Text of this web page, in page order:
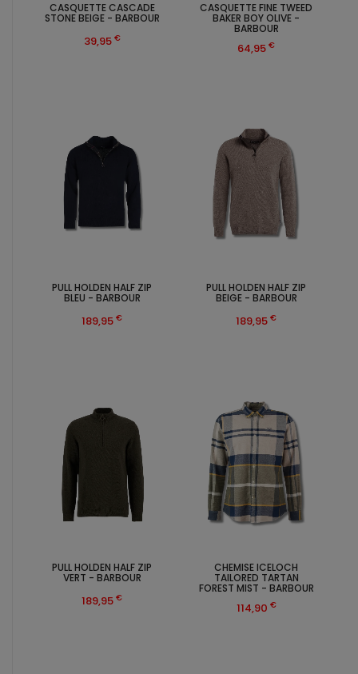
CASQUETTE CASCADE
STONE BEIGE - BARBOUR
39,95 €
CASQUETTE FINE TWEED
BAKER BOY OLIVE -
BARBOUR
64,95€
PULL HOLDEN HALF ZIP
BLEU - BARBOUR
189,95€
PULL HOLDEN HALF ZIP
BEIGE - BARBOUR
189,95€
PULL HOLDEN HALF ZIP
VERT - BARBOUR
189,95€
CHEMISE ICELOCH
TAILORED TARTAN
FOREST MIST - BARBOUR
114,90 €